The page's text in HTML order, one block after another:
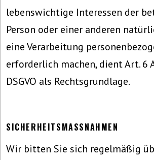
lebenswichtige Interessen der
Person oder einer anderen
eine Verarbeitung
erforderlich machen, dient Art. 6
DSGVO als Rechtsgrundlage.
SICHERHEITSMASSNAHMEN
Wir bitten Sie sich regelmäßig